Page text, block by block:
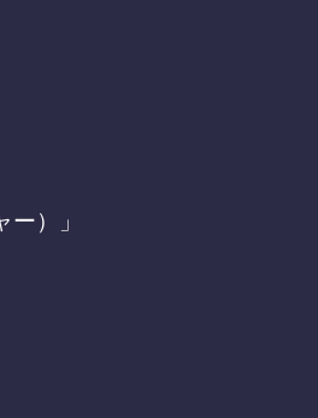
ー）」